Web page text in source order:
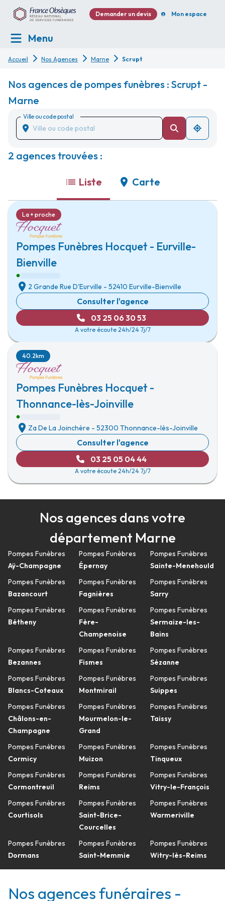
Demander un devis Mon espace
Menu
Accueil Nos Agences Marne Scrupt
Nos agences de pompes funèbres : Scrupt -
Marne
Ville ou code postal
2 agences trouvées :
Liste Carte
Pompes Funèbres Hocquet - Eurville-
Bienville
La + proche
2 Grande Rue D'Eurville - 52410 Eurville-Bienville
Consulter l'agence
03 25 06 30 53
A votre écoute 24h/24 7j/7
Pompes Funèbres Hocquet -
Thonnance-lès-Joinville
40.2km
Za De La Joinchère - 52300 Thonnance-lès-Joinville
Consulter l'agence
03 25 05 04 44
A votre écoute 24h/24 7j/7
Nos agences dans votre
département Marne
Pompes Funèbres
Aÿ-Champagne
Pompes Funèbres
Bazancourt
Pompes Funèbres
Bétheny
Pompes Funèbres
Bezannes
Pompes Funèbres
Blancs-Coteaux
Pompes Funèbres
Châlons-en-
Champagne
Pompes Funèbres
Cormicy
Pompes Funèbres
Cormontreuil
Pompes Funèbres
Courtisols
Pompes Funèbres
Dormans
Pompes Funèbres
Épernay
Pompes Funèbres
Fagnières
Pompes Funèbres
Fère-
Champenoise
Pompes Funèbres
Fismes
Pompes Funèbres
Montmirail
Pompes Funèbres
Mourmelon-le-
Grand
Pompes Funèbres
Muizon
Pompes Funèbres
Reims
Pompes Funèbres
Saint-Brice-
Courcelles
Pompes Funèbres
Saint-Memmie
Pompes Funèbres
Sainte-Menehould
Pompes Funèbres
Sarry
Pompes Funèbres
Sermaize-les-
Bains
Pompes Funèbres
Sézanne
Pompes Funèbres
Suippes
Pompes Funèbres
Taissy
Pompes Funèbres
Tinqueux
Pompes Funèbres
Vitry-le-François
Pompes Funèbres
Warmeriville
Pompes Funèbres
Witry-lès-Reims
Nos agences funéraires -